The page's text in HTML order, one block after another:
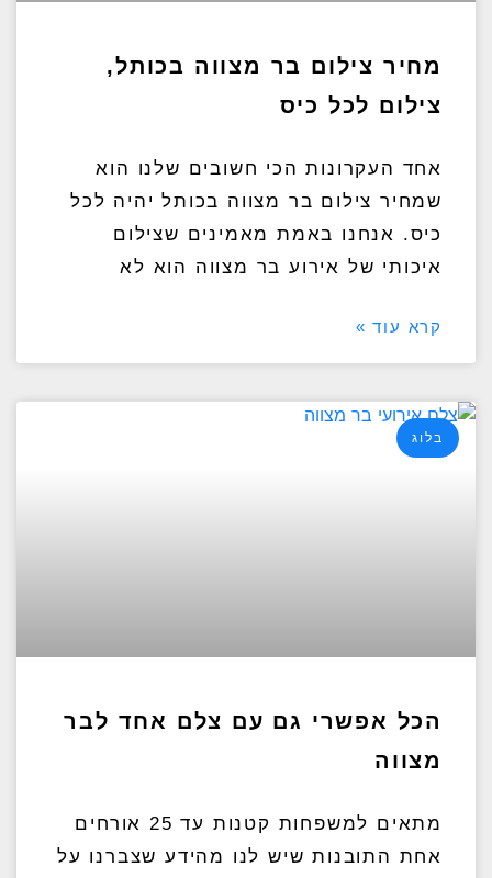
מחיר צילום בר מצווה בכותל,
צילום לכל כיס
אחד העקרונות הכי חשובים שלנו הוא
שמחיר צילום בר מצווה בכותל יהיה לכל
כיס. אנחנו באמת מאמינים שצילום
איכותי של אירוע בר מצווה הוא לא
קרא עוד »
בלוג
הכל אפשרי גם עם צלם אחד לבר
מצווה
מתאים למשפחות קטנות עד 25 אורחים
אחת התובנות שיש לנו מהידע שצברנו על